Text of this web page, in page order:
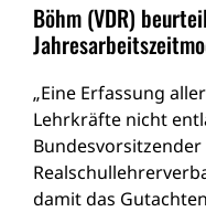
Böhm (VDR)
„Eine Erfassung
Lehrkräfte nicht
damit das